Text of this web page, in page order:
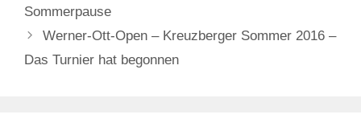
Sommerpause
Werner-Ott-Open – Kreuzberger Sommer 2016 –
Das Turnier hat begonnen